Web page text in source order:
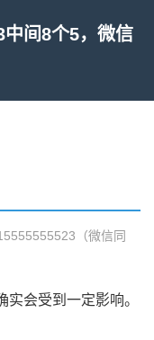
间8个5，微信
（微信同
会受到一定影响。